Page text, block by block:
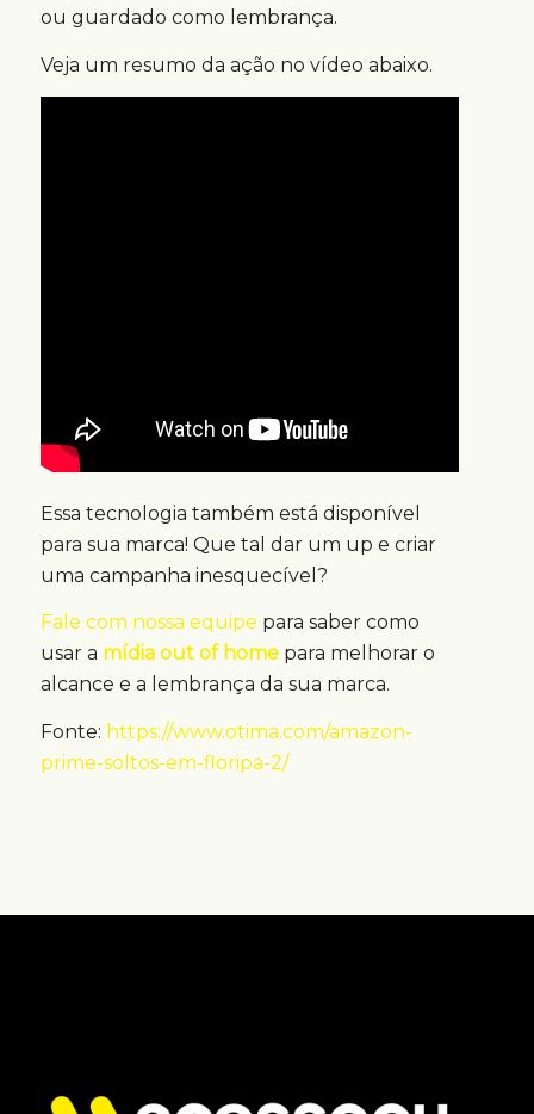
ou guardado como lembrança.
Veja um resumo da ação no vídeo abaixo.
Essa tecnologia também está disponível
para sua marca! Que tal dar um up e criar
uma campanha inesquecível?
Fale com nossa equipe para saber como
usar a mídia out of home para melhorar o
alcance e a lembrança da sua marca.
Fonte: https://www.otima.com/amazon-
prime-soltos-em-floripa-2/